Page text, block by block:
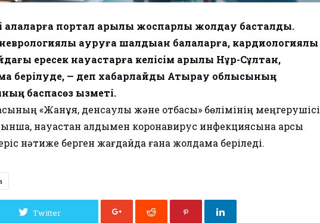
портал арқылы жоспарлы жолдау басталды.
неврологиялық ауруға шалдыққан балаларға, кардиологиялық
ересек науқастарға келісім арқылы Нұр-Сұлтан,
берілуде, — деп хабарлайды Атырау облысының
баспасөз қызметі.
«Жанұя, денсаулық және отбасы» бөлімінің меңгерушісі
науқастан алдымен коронавирус инфекциясына қарсы
нәтиже берген жағдайда ғана жолдама беріледі.
Twitter